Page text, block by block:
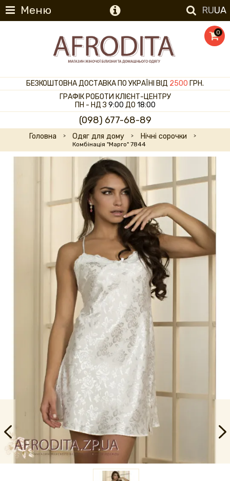
Меню RUUA
0
БЕЗКОШТОВНА ДОСТАВКА ПО УКРАЇНІ ВІД 2500 ГРН.
ГРАФІК РОБОТИ КЛІЄНТ-ЦЕНТРУ
ПН - НД З 9:00 ДО 18:00
(098) 677-68-89
Головна Одяг для дому Нічні сорочки
Комбінація "Марго" 7844